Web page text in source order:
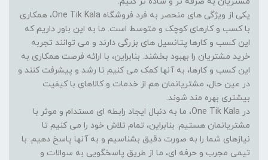
یکی از ویژگی های منحصر به فرد فروشگاه One Tik Kala، همکاری
با کسب و کارهای کوچک و متوسط است. ما به این باور داریم که
این کسب و کارها پتانسیل های بزرگی دارند و می توانند تجربه
خرید مشتریان را بهبود بخشند. بنابراین، با ارائه فرصت همکاری به
این کسب و کارها، به آنها کمک می کنیم تا رشد و پیشرفت کنند و
در عین حال، مشتریانمان هم از خدمات و کالاهای با کیفیت
بیشتری بهره مند شوند.
در One Tik Kala، ما به دنبال ایجاد رابطه ای مستدام و موثر با
مشتریانمان هستیم. بنابراین، تمام تلاش خود را می کنیم تا
نیازهای شما را به صورت دقیق بشناسیم و به آنها پاسخ دهیم. با
تیمی مجرب و حرفه ای، ما از طریق پاسخگویی به سوالات و